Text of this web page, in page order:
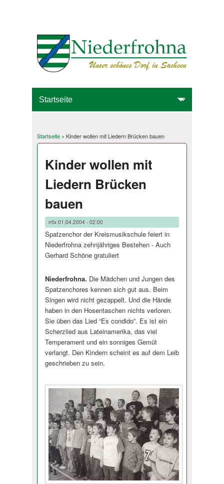
Sie sind hier
Startseite» Kinder wollen mit Liedern Brücken bauen
Kinder wollen mit
Liedern Brücken
bauen
nfix01.04.2004 - 02:00
Spatzenchor der Kreismusikschule feiert in
Niederfrohna zehnjähriges Bestehen - Auch
Gerhard Schöne gratuliert
Niederfrohna. Die Mädchen und Jungen des
Spatzenchores kennen sich gut aus. Beim
Singen wird nicht gezappelt. Und die Hände
haben in den Hosentaschen nichts verloren.
Sie üben das Lied “Es condido”. Es ist ein
Scherzlied aus Lateinamerika, das viel
Temperament und ein sonniges Gemüt
verlangt. Den Kindern scheint es auf dem Leib
geschrieben zu sein.